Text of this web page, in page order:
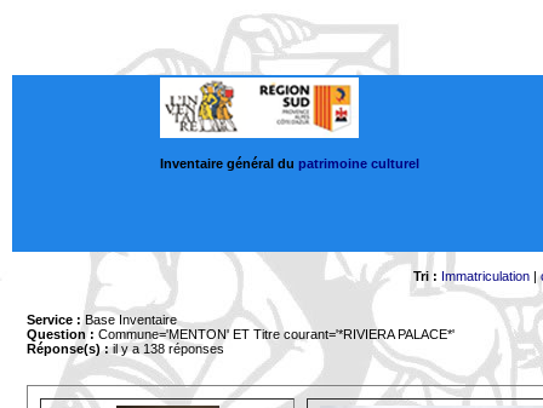
Inventaire général du patrimoine culturel
Tri : Immatriculation|
Service : Base Inventaire
Question : Commune='MENTON' ET Titre courant='*RIVIERA PALACE*'
Réponse(s) :il y a 138 réponses